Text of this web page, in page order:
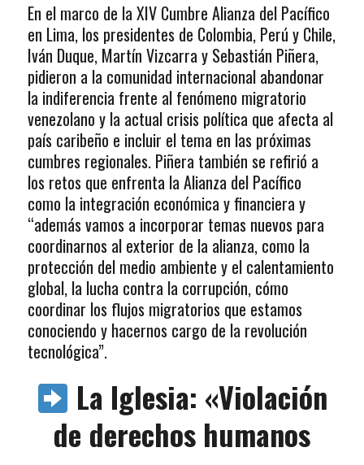
En el marco de la XIV Cumbre Alianza del Pacífico
en Lima, los presidentes de Colombia, Perú y Chile,
Iván Duque, Martín Vizcarra y Sebastián Piñera,
pidieron a la comunidad internacional abandonar
la indiferencia frente al fenómeno migratorio
venezolano y la actual crisis política que afecta al
país caribeño e incluir el tema en las próximas
cumbres regionales. Piñera también se refirió a
los retos que enfrenta la Alianza del Pacífico
como la integración económica y financiera y
“además vamos a incorporar temas nuevos para
coordinarnos al exterior de la alianza, como la
protección del medio ambiente y el calentamiento
global, la lucha contra la corrupción, cómo
coordinar los flujos migratorios que estamos
conociendo y hacernos cargo de la revolución
tecnológica”.
La Iglesia: «Violación
de derechos humanos